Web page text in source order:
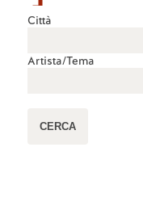
Città
Artista/Tema